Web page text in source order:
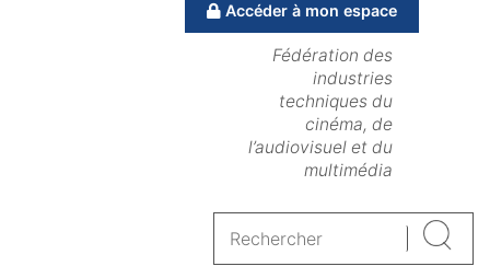
Accéder à mon espace
Fédération des
industries
techniques du
cinéma, de
l’audiovisuel et du
multimédia